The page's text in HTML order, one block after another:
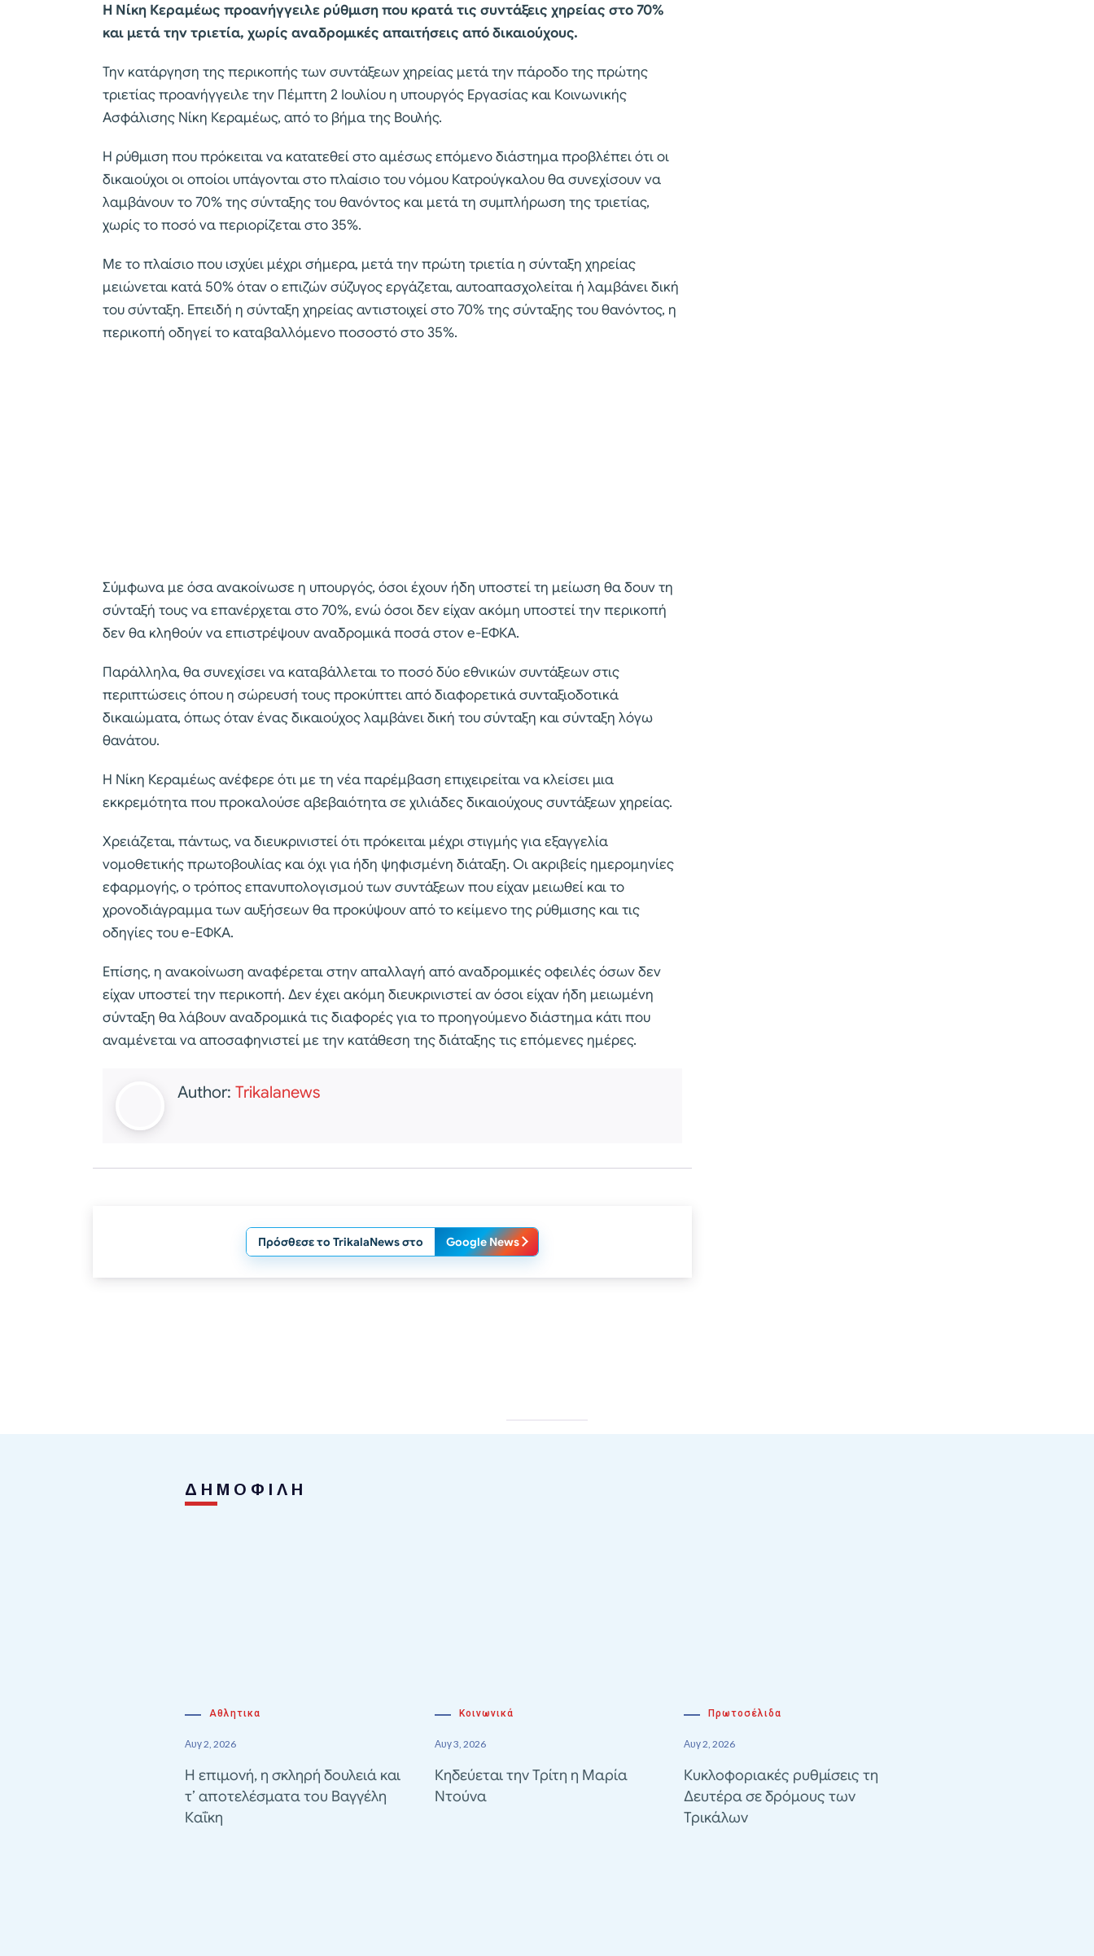
Η Νίκη Κεραμέως προανήγγειλε ρύθμιση που κρατά τις συντάξεις χηρείας στο 70%
και μετά την τριετία, χωρίς αναδρομικές απαιτήσεις από δικαιούχους.
Την κατάργηση της περικοπής των συντάξεων χηρείας μετά την πάροδο της πρώτης
τριετίας προανήγγειλε την Πέμπτη 2 Ιουλίου η υπουργός Εργασίας και Κοινωνικής
Ασφάλισης Νίκη Κεραμέως, από το βήμα της Βουλής.
Η ρύθμιση που πρόκειται να κατατεθεί στο αμέσως επόμενο διάστημα προβλέπει ότι οι
δικαιούχοι οι οποίοι υπάγονται στο πλαίσιο του νόμου Κατρούγκαλου θα συνεχίσουν να
λαμβάνουν το 70% της σύνταξης του θανόντος και μετά τη συμπλήρωση της τριετίας,
χωρίς το ποσό να περιορίζεται στο 35%.
Με το πλαίσιο που ισχύει μέχρι σήμερα, μετά την πρώτη τριετία η σύνταξη χηρείας
μειώνεται κατά 50% όταν ο επιζών σύζυγος εργάζεται, αυτοαπασχολείται ή λαμβάνει δική
του σύνταξη. Επειδή η σύνταξη χηρείας αντιστοιχεί στο 70% της σύνταξης του θανόντος, η
περικοπή οδηγεί το καταβαλλόμενο ποσοστό στο 35%.
Σύμφωνα με όσα ανακοίνωσε η υπουργός, όσοι έχουν ήδη υποστεί τη μείωση θα δουν τη
σύνταξή τους να επανέρχεται στο 70%, ενώ όσοι δεν είχαν ακόμη υποστεί την περικοπή
δεν θα κληθούν να επιστρέψουν αναδρομικά ποσά στον e-ΕΦΚΑ.
Παράλληλα, θα συνεχίσει να καταβάλλεται το ποσό δύο εθνικών συντάξεων στις
περιπτώσεις όπου η σώρευσή τους προκύπτει από διαφορετικά συνταξιοδοτικά
δικαιώματα, όπως όταν ένας δικαιούχος λαμβάνει δική του σύνταξη και σύνταξη λόγω
θανάτου.
Η Νίκη Κεραμέως ανέφερε ότι με τη νέα παρέμβαση επιχειρείται να κλείσει μια
εκκρεμότητα που προκαλούσε αβεβαιότητα σε χιλιάδες δικαιούχους συντάξεων χηρείας.
Χρειάζεται, πάντως, να διευκρινιστεί ότι πρόκειται μέχρι στιγμής για εξαγγελία
νομοθετικής πρωτοβουλίας και όχι για ήδη ψηφισμένη διάταξη. Οι ακριβείς ημερομηνίες
εφαρμογής, ο τρόπος επανυπολογισμού των συντάξεων που είχαν μειωθεί και το
χρονοδιάγραμμα των αυξήσεων θα προκύψουν από το κείμενο της ρύθμισης και τις
οδηγίες του e-ΕΦΚΑ.
Επίσης, η ανακοίνωση αναφέρεται στην απαλλαγή από αναδρομικές οφειλές όσων δεν
είχαν υποστεί την περικοπή. Δεν έχει ακόμη διευκρινιστεί αν όσοι είχαν ήδη μειωμένη
σύνταξη θα λάβουν αναδρομικά τις διαφορές για το προηγούμενο διάστημα κάτι που
αναμένεται να αποσαφηνιστεί με την κατάθεση της διάταξης τις επόμενες ημέρες.
Author: Trikalanews
Πρόσθεσε το TrikalaNews στο Google News
ΔΗΜΟΦΙΛΗ
Αθλητικα
Αυγ 2, 2026
Η επιμονή, η σκληρή δουλειά και
τ’ αποτελέσματα του Βαγγέλη
Καΐκη
Κοινωνικά
Αυγ 3, 2026
Κηδεύεται την Τρίτη η Μαρία
Ντούνα
Πρωτοσέλιδα
Αυγ 2, 2026
Κυκλοφοριακές ρυθμίσεις τη
Δευτέρα σε δρόμους των
Τρικάλων